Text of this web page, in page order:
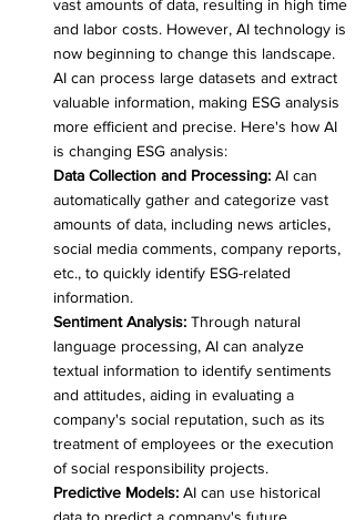
vast amounts of data, resulting in high time
and labor costs. However, AI technology is
now beginning to change this landscape.
AI can process large datasets and extract
valuable information, making ESG analysis
more efficient and precise. Here's how AI
is changing ESG analysis:
Data Collection and Processing: AI can
automatically gather and categorize vast
amounts of data, including news articles,
social media comments, company reports,
etc., to quickly identify ESG-related
information.
Sentiment Analysis: Through natural
language processing, AI can analyze
textual information to identify sentiments
and attitudes, aiding in evaluating a
company's social reputation, such as its
treatment of employees or the execution
of social responsibility projects.
Predictive Models: AI can use historical